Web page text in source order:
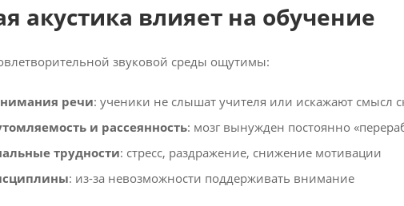
акустика влияет на обучение
звуковой среды ощутимы:
речи: ученики не слышат учителя или искажают смысл
и рассеянность: мозг вынужден постоянно
трудности: стресс, раздражение, снижение мотивации
: из-за невозможности поддерживать внимание